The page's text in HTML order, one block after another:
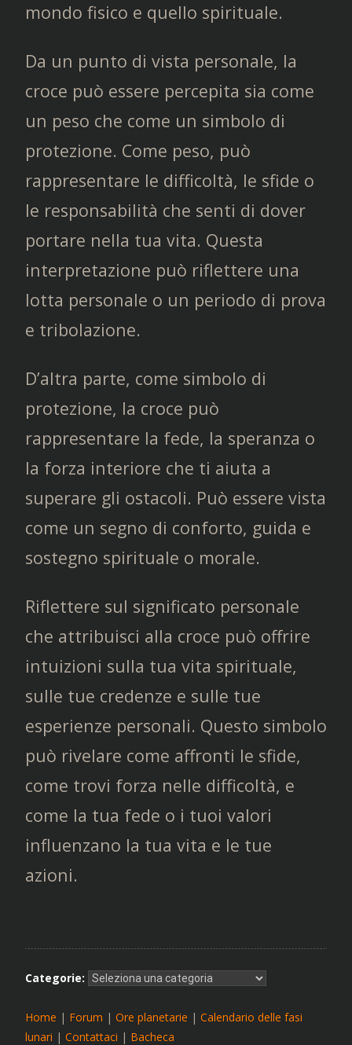
mondo fisico e quello spirituale.
Da un punto di vista personale, la
croce può essere percepita sia come
un peso che come un simbolo di
protezione. Come peso, può
rappresentare le difficoltà, le sfide o
le responsabilità che senti di dover
portare nella tua vita. Questa
interpretazione può riflettere una
lotta personale o un periodo di prova
e tribolazione.
D’altra parte, come simbolo di
protezione, la croce può
rappresentare la fede, la speranza o
la forza interiore che ti aiuta a
superare gli ostacoli. Può essere vista
come un segno di conforto, guida e
sostegno spirituale o morale.
Riflettere sul significato personale
che attribuisci alla croce può offrire
intuizioni sulla tua vita spirituale,
sulle tue credenze e sulle tue
esperienze personali. Questo simbolo
può rivelare come affronti le sfide,
come trovi forza nelle difficoltà, e
come la tua fede o i tuoi valori
influenzano la tua vita e le tue
azioni.
Categorie:
Home | Forum | Ore planetarie | Calendario delle fasi
lunari | Contattaci | Bacheca